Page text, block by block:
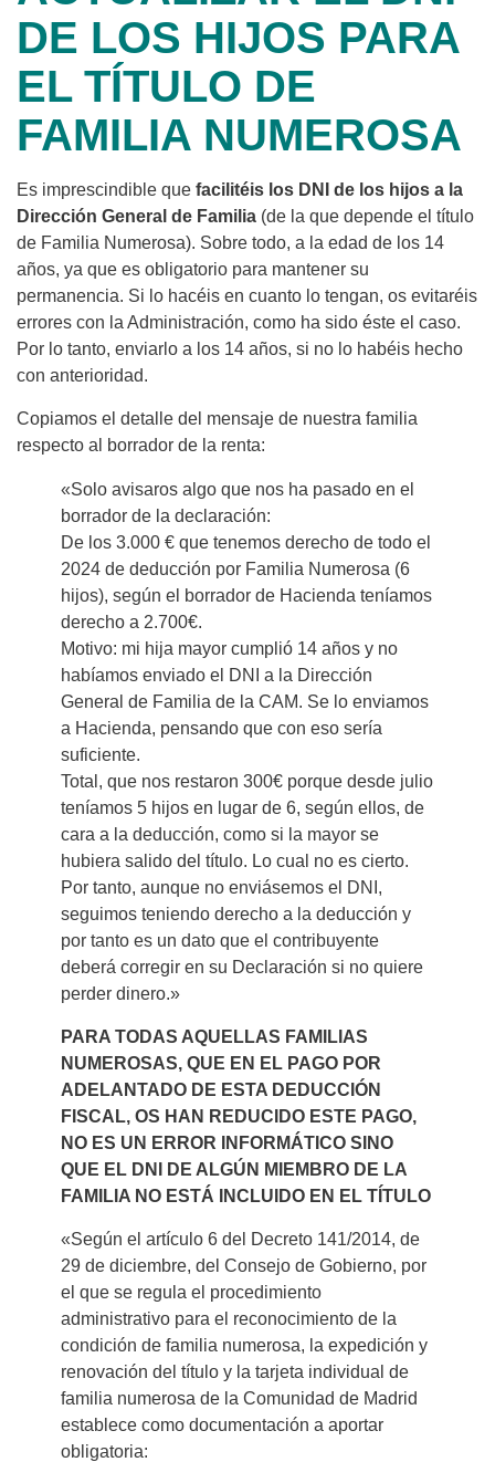
DE LOS HIJOS PARA
EL TÍTULO DE
FAMILIA NUMEROSA
Es imprescindible que facilitéis los DNI de los hijos a la
Dirección General de Familia (de la que depende el título
de Familia Numerosa). Sobre todo, a la edad de los 14
años, ya que es obligatorio para mantener su
permanencia. Si lo hacéis en cuanto lo tengan, os evitaréis
errores con la Administración, como ha sido éste el caso.
Por lo tanto, enviarlo a los 14 años, si no lo habéis hecho
con anterioridad.
Copiamos el detalle del mensaje de nuestra familia
respecto al borrador de la renta:
«Solo avisaros algo que nos ha pasado en el
borrador de la declaración:
De los 3.000 € que tenemos derecho de todo el
2024 de deducción por Familia Numerosa (6
hijos), según el borrador de Hacienda teníamos
derecho a 2.700€.
Motivo: mi hija mayor cumplió 14 años y no
habíamos enviado el DNI a la Dirección
General de Familia de la CAM. Se lo enviamos
a Hacienda, pensando que con eso sería
suficiente.
Total, que nos restaron 300€ porque desde julio
teníamos 5 hijos en lugar de 6, según ellos, de
cara a la deducción, como si la mayor se
hubiera salido del título. Lo cual no es cierto.
Por tanto, aunque no enviásemos el DNI,
seguimos teniendo derecho a la deducción y
por tanto es un dato que el contribuyente
deberá corregir en su Declaración si no quiere
perder dinero.»
PARA TODAS AQUELLAS FAMILIAS
NUMEROSAS, QUE EN EL PAGO POR
ADELANTADO DE ESTA DEDUCCIÓN
FISCAL, OS HAN REDUCIDO ESTE PAGO,
NO ES UN ERROR INFORMÁTICO SINO
QUE EL DNI DE ALGÚN MIEMBRO DE LA
FAMILIA NO ESTÁ INCLUIDO EN EL TÍTULO
«Según el artículo 6 del Decreto 141/2014, de
29 de diciembre, del Consejo de Gobierno, por
el que se regula el procedimiento
administrativo para el reconocimiento de la
condición de familia numerosa, la expedición y
renovación del título y la tarjeta individual de
familia numerosa de la Comunidad de Madrid
establece como documentación a aportar
obligatoria: